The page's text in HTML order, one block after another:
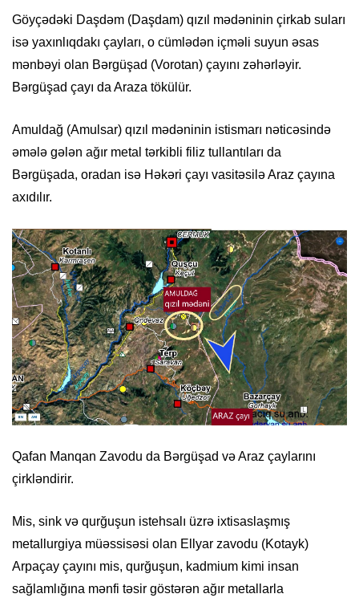
Göyçədəki Daşdəm (Daşdam) qızıl mədəninin çirkab suları
isə yaxınlıqdakı çayları, o cümlədən içməli suyun əsas
mənbəyi olan Bərgüşad (Vorotan) çayını zəhərləyir.
Bərgüşad çayı da Araza tökülür.
Amuldağ (Amulsar) qızıl mədəninin istismarı nəticəsində
əmələ gələn ağır metal tərkibli filiz tullantıları da
Bərgüşada, oradan isə Həkəri çayı vasitəsilə Araz çayına
axıdılır.
Qafan Manqan Zavodu da Bərgüşad və Araz çaylarını
çirkləndirir.
Mis, sink və qurğuşun istehsalı üzrə ixtisaslaşmış
metallurgiya müəssisəsi olan Ellyar zavodu (Kotayk)
Arpaçay çayını mis, qurğuşun, kadmium kimi insan
sağlamlığına mənfi təsir göstərən ağır metallarla